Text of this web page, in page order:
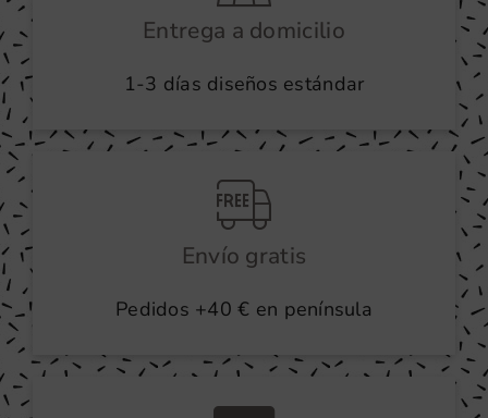
Entrega a domicilio
1-3 días diseños estándar
Envío gratis
Pedidos +40 € en península